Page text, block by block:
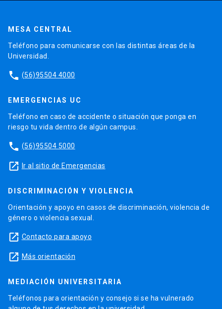
MESA CENTRAL
Teléfono para comunicarse con las distintas áreas de la
Universidad.
phone (56)95504 4000
EMERGENCIAS UC
Teléfono en caso de accidente o situación que ponga en
riesgo tu vida dentro de algún campus.
phone (56)95504 5000
launch Ir al sitio de Emergencias
DISCRIMINACIÓN Y VIOLENCIA
Orientación y apoyo en casos de discriminación, violencia de
género o violencia sexual.
launch Contacto para apoyo
launch Más orientación
MEDIACIÓN UNIVERSITARIA
Teléfonos para orientación y consejo si se ha vulnerado